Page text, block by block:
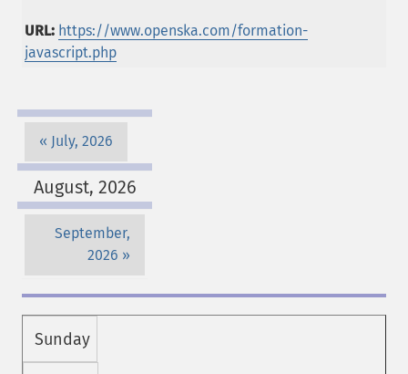
URL: https://www.openska.com/formation-
javascript.php
July, 2026
August, 2026
September,
2026
Sunday